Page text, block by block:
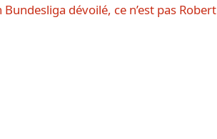
dévoilé, ce n’est pas Robert